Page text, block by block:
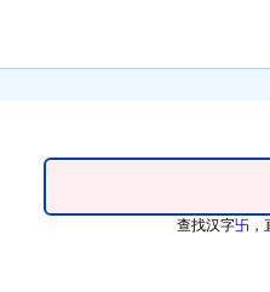
查找汉字卐